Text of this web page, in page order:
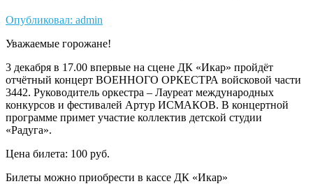
Опубликовал: admin
Уважаемые горожане!
3 декабря в 17.00 впервые на сцене ДК «Икар» пройдёт
отчётный концерт ВОЕННОГО ОРКЕСТРА войсковой части
3442. Руководитель оркестра – Лауреат международных
конкурсов и фестивалей Артур ИСМАКОВ. В концертной
программе примет участие коллектив детской студии
«Радуга».
Цена билета: 100 руб.
Билеты можно приобрести в кассе ДК «Икар»